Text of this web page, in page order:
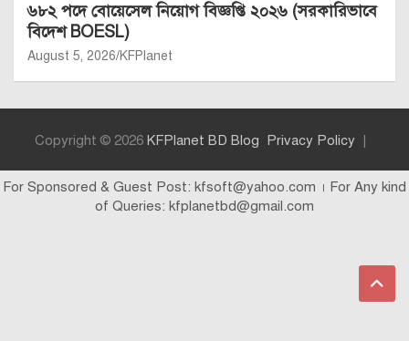
৬৮২ পদে বোয়েসেল নিয়োগ বিজ্ঞপ্তি ২০২৬ (সরকারিভাবে
বিদেশ BOESL)
August 5, 2026 KFPlanet
Copyright © 2026 KFPlanet BD Blog Privacy Policy
For Sponsored & Guest Post: kfsoft@yahoo.com । For Any kind
of Queries: kfplanetbd@gmail.com